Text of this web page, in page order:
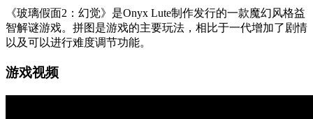
《玻璃假面2：幻觉》是Onyx Lute制作发行的一款魔幻风格益
智解谜游戏。拼图是游戏的主要玩法，相比于一代增加了剧情
以及可以进行难度调节功能。
游戏视频